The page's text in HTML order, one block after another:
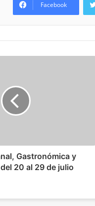
Facebook
Gastronómica y
20 al 29 de julio